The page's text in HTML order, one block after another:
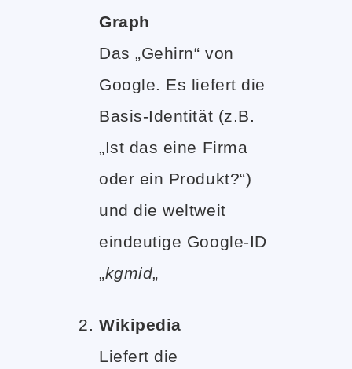
Graph
Das „Gehirn“ von
Google. Es liefert die
Basis-Identität (z.B.
„Ist das eine Firma
oder ein Produkt?“)
und die weltweit
eindeutige Google-ID
„kgmid„
Wikipedia
Liefert die